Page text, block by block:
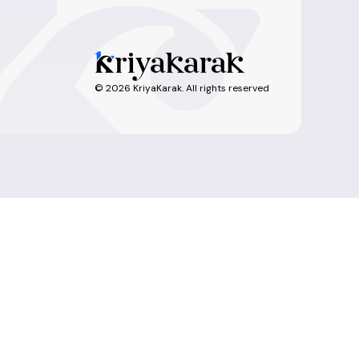
© 2026 KriyaKarak. All rights reserved